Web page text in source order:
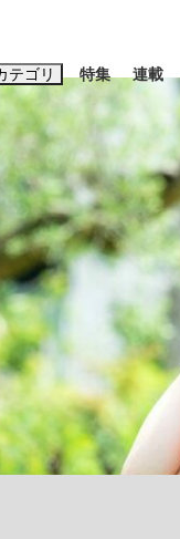
テゴリ
ース エンタメ
飲み会、JIN→伊豆の...
特集 連載
ーワードタグ一覧
三山凌輝 #高市早苗
#亀和田武